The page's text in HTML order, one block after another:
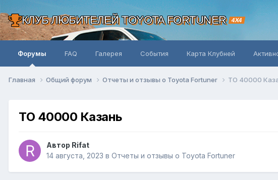
КЛУБ ЛЮБИТЕЛЕЙ TOYOTA FORTUNER 4X4
Форумы FAQ Галерея События Карта Клубней
Главная Общий форум Отчеты и отзывы о Toyota Fortuner ТО 40000
ТО 40000 Казань
Автор Rifat
14 августа, 2023 в Отчеты и отзывы о Toyota Fortuner